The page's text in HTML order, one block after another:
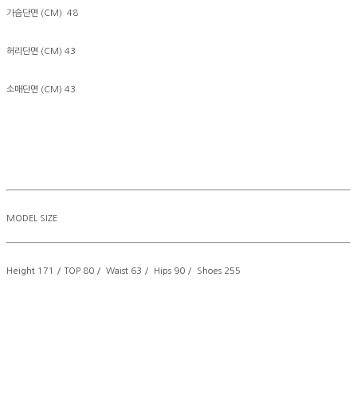
가슴단면 (CM) 48
허리단면 (CM) 43
소매단면 (CM) 43
MODEL SIZE
Height 171 / TOP 80 / Waist 63 / Hips 90 / Shoes 255